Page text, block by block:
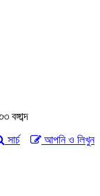
আপনি ও লিখুন
সার্চ